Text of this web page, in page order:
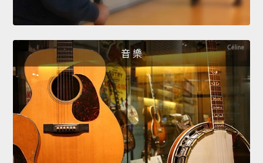
音 樂